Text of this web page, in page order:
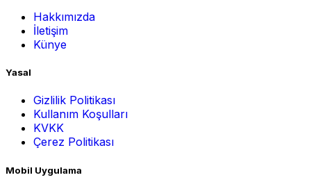
Hakkımızda
İletişim
Künye
Yasal
Gizlilik Politikası
Kullanım Koşulları
KVKK
Çerez Politikası
Mobil Uygulama